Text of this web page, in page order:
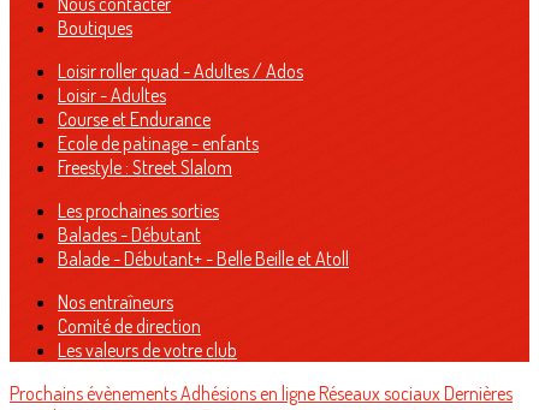
Boutiques
Loisir roller quad - Adultes / Ados
Loisir - Adultes
Course et Endurance
Ecole de patinage - enfants
Freestyle : Street Slalom
Les prochaines sorties
Balades - Débutant
Balade - Débutant+ - Belle Beille et Atoll
Nos entraîneurs
Comité de direction
Les valeurs de votre club
Prochains évènementsAdhésions en ligneRéseaux sociaux Dernières